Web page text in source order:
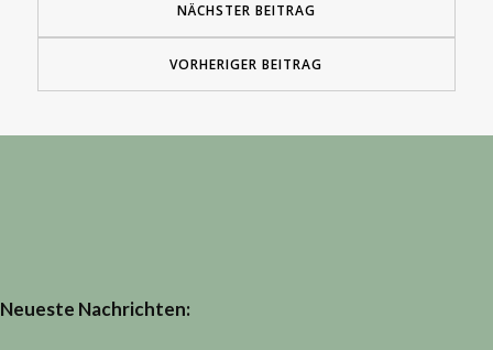
NÄCHSTER BEITRAG
VORHERIGER BEITRAG
Neueste Nachrichten: